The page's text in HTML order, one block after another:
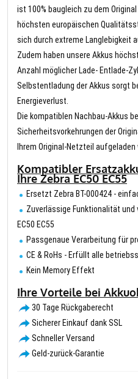
ist 100% baugleich zu dem
höchsten europäischen
sich durch extreme Langlebigkeit
Zudem haben unsere Akkus
Anzahl möglicher Lade- Entlade-
Selbstentladung der Akkus sorgt
Energieverlust.
Die kompatiblen Nachbau-Akkus
Sicherheitsvorkehrungen der
Ihrem Original-Netzteil aufgeladen
Kompatibler
Ihre Zebra EC50 EC55
Ersetzt Zebra BT-000424 -
Zuverlässige Funktionalität
EC50 EC55
Passgenaue Verarbeitung für
CE & RoHs - Erfüllt alle
Kein Memory Effekt
Ihre Vorteile bei
30 Tage Rückgaberecht
Sicherer Einkauf dank SSL
Schneller Versand
Geld-zurück-Garantie